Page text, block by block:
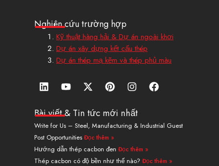
Nghiên cứu trường hợp
Kỹ thuật hàng hải & Dự án ngoài khơi
Dự án xây dựng kết cấu thép
Dự án thép mạ kẽm và thép phủ màu
L
i
k
e
d
i
n
Y
o
t
b
e
X
-
w
i
t
t
e
r
P
i
t
e
r
e
s
t
I
n
t
a
g
a
m
F
a
b
o
Bài viết & Tin tức mới nhất
Write for Us – Steel, Manufacturing & Industrial Guest
Post Opportunities Đọc thêm »
Hướng dẫn thép cacbon đen Đọc thêm »
Thép cacbon có độ bền như thế nào? Đọc thêm »